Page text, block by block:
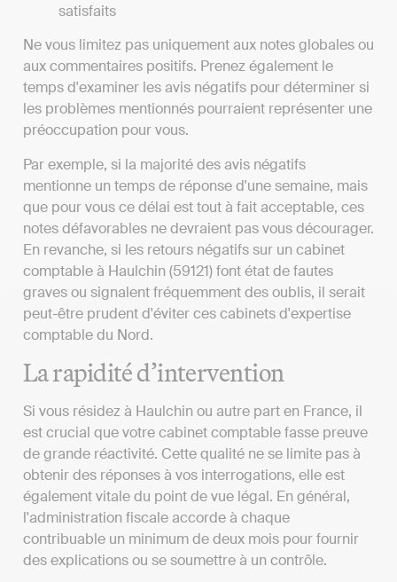
satisfaits
Ne vous limitez pas uniquement aux notes globales ou
aux commentaires positifs. Prenez également le
temps d'examiner les avis négatifs pour déterminer si
les problèmes mentionnés pourraient représenter une
préoccupation pour vous.
Par exemple, si la majorité des avis négatifs
mentionne un temps de réponse d'une semaine, mais
que pour vous ce délai est tout à fait acceptable, ces
notes défavorables ne devraient pas vous décourager.
En revanche, si les retours négatifs sur un cabinet
comptable à Haulchin (59121) font état de fautes
graves ou signalent fréquemment des oublis, il serait
peut-être prudent d'éviter ces cabinets d'expertise
comptable du Nord.
La rapidité d’intervention
Si vous résidez à Haulchin ou autre part en France, il
est crucial que votre cabinet comptable fasse preuve
de grande réactivité. Cette qualité ne se limite pas à
obtenir des réponses à vos interrogations, elle est
également vitale du point de vue légal. En général,
l'administration fiscale accorde à chaque
contribuable un minimum de deux mois pour fournir
des explications ou se soumettre à un contrôle.